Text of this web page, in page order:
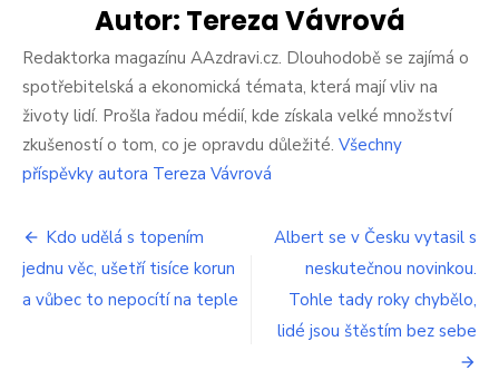
se
náhle
rozpadla
slavná
kapela.
Lidé
nechápou,
už
nikdy
neuslyší
Autor: Tereza Vávrová
Redaktorka magazínu AAzdravi.cz. Dlouhodobě se zajímá o
spotřebitelská a ekonomická témata, která mají vliv na
životy lidí. Prošla řadou médií, kde získala velké množství
zkušeností o tom, co je opravdu důležité. Všechny
příspěvky autora Tereza Vávrová
Navigace
pro
příspěvek
Kdo udělá s topením
jednu věc, ušetří tisíce korun
a vůbec to nepocítí na teple
Albert se v Česku vytasil s
neskutečnou novinkou.
Tohle tady roky chybělo,
lidé jsou štěstím bez sebe